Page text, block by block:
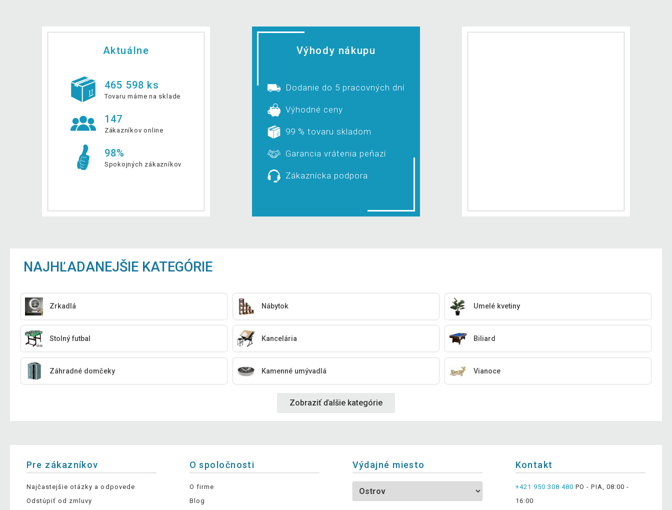
Aktuálne
465 598 ks
Tovaru máme na sklade
147
Zákazníkov online
98%
Spokojných zákazníkov
Výhody nákupu
Dodanie do 5 pracovných dní
Výhodné ceny
99 % tovaru skladom
Garancia vrátenia peňazí
Zákaznícka podpora
NAJHĽADANEJŠIE KATEGÓRIE
Zrkadlá Nábytok Umelé kvetiny
Stolný futbal Kancelária Biliard
Záhradné domčeky Kamenné umývadlá Vianoce
Zobraziť ďalšie kategórie
Pre zákazníkov
Najčastejšie otázky a odpovede
Odstúpiť od zmluvy
O spoločnosti
O firme
Blog
Výdajné miesto Kontakt
+421 950 308 480 PO - PIA, 08:00 -
16:00